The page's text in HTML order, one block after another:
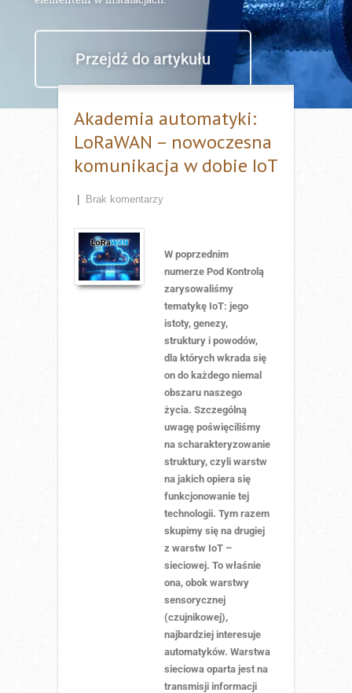
Przejdź do artykułu
Akademia automatyki:
LoRaWAN – nowoczesna
komunikacja w dobie IoT
Brak komentarzy
W poprzednim
numerze Pod Kontrolą
zarysowaliśmy
tematykę IoT: jego
istoty, genezy,
struktury i powodów,
dla których wkrada się
on do każdego niemal
obszaru naszego
życia. Szczególną
uwagę poświęciliśmy
na scharakteryzowanie
struktury, czyli warstw
na jakich opiera się
funkcjonowanie tej
technologii. Tym razem
skupimy się na drugiej
z warstw IoT –
sieciowej. To właśnie
ona, obok warstwy
sensorycznej
(czujnikowej),
najbardziej interesuje
automatyków. Warstwa
sieciowa oparta jest na
transmisji informacji